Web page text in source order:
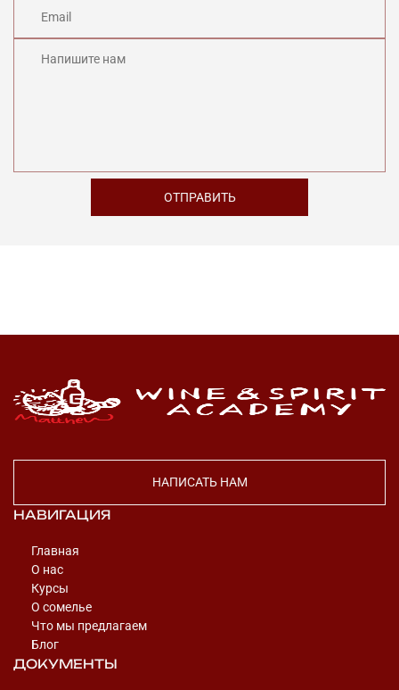
НАПИСАТЬ НАМ
НАВИГАЦИЯ
Главная
О нас
Курсы
О сомелье
Что мы предлагаем
Блог
ДОКУМЕНТЫ